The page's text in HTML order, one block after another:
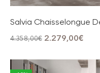
Salvia Chaisselongue
4.358,00€ 2.279,00€